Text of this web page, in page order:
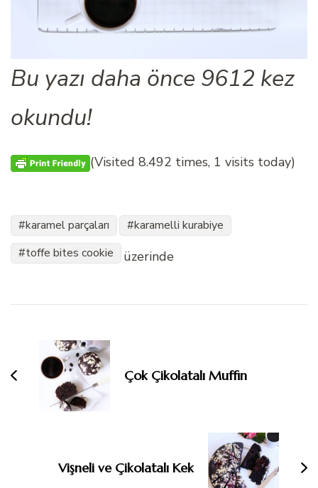
Bu yazı daha önce 9612 kez
okundu!
(Visited 8.492 times, 1 visits today)
karamel parçaları
karamelli kurabiye
toffe bites cookie
üzerinde
dolaşımı
Çok Çikolatalı Muffin
Vişneli ve Çikolatalı Kek